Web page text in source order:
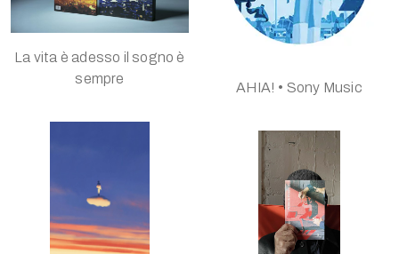
AHIA! • Sony Music
La vita è adesso il sogno è
sempre